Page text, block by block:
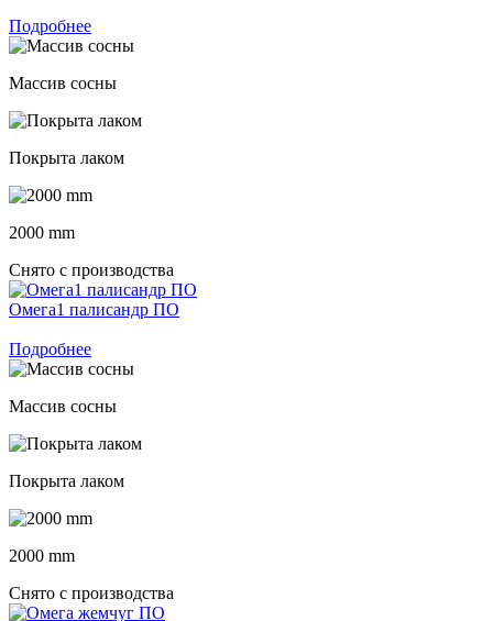
Подробнее
Массив сосны
Покрыта лаком
2000 mm
Снято с производства
Омега1 палисандр ПО
Подробнее
Массив сосны
Покрыта лаком
2000 mm
Снято с производства